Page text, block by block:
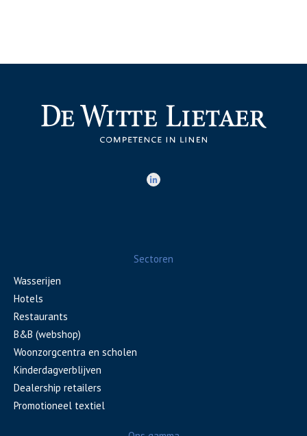
Sectoren
Wasserijen
Hotels
Restaurants
B&B (webshop)
Woonzorgcentra en scholen
Kinderdagverblijven
Dealership retailers
Promotioneel textiel